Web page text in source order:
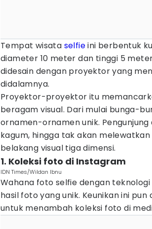
Tempat wisata selfieini berbentuk
diameter 10 meter dan tinggi 5
didesain dengan proyektor yang
didalamnya.
Proyektor-proyektor itu
beragam visual. Dari mulai bunga-
ornamen-ornamen unik.
kagum, hingga tak akan
belakang visual tiga dimensi.
1. Koleksi foto di Instagram
IDN Times/Wildan Ibnu
Wahana foto selfie dengan teknologi
hasil foto yang unik. Keunikan ini
untuk menambah koleksi foto di